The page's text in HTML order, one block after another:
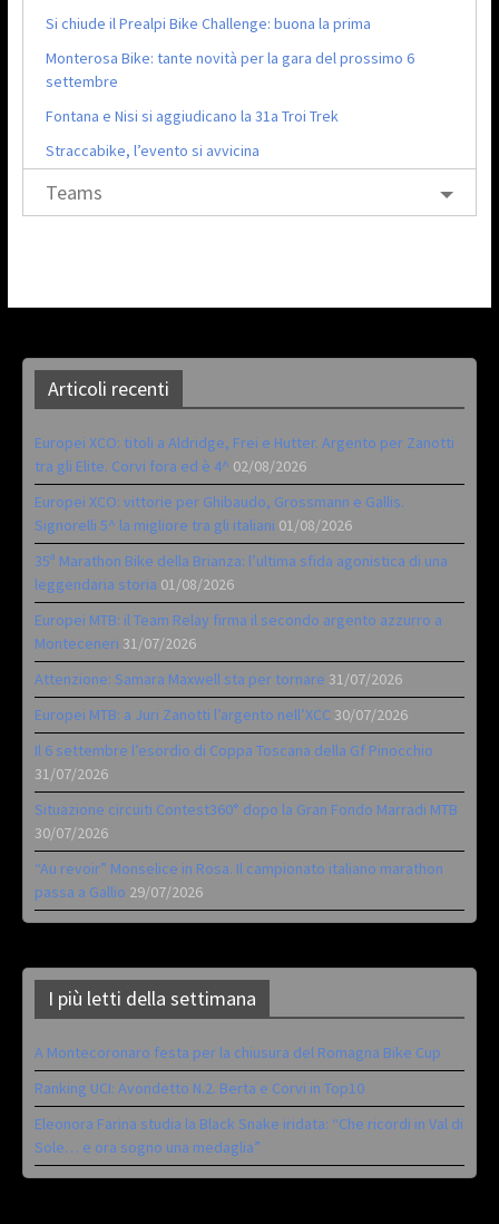
Si chiude il Prealpi Bike Challenge: buona la prima
Monterosa Bike: tante novità per la gara del prossimo 6
settembre
Fontana e Nisi si aggiudicano la 31a Troi Trek
Straccabike, l’evento si avvicina
Teams
Articoli recenti
Europei XCO: titoli a Aldridge, Frei e Hutter. Argento per Zanotti
tra gli Elite. Corvi fora ed è 4^ 02/08/2026
Europei XCO: vittorie per Ghibaudo, Grossmann e Gallis.
Signorelli 5^ la migliore tra gli italiani 01/08/2026
35ª Marathon Bike della Brianza: l’ultima sfida agonistica di una
leggendaria storia 01/08/2026
Europei MTB: il Team Relay firma il secondo argento azzurro a
Monteceneri 31/07/2026
Attenzione: Samara Maxwell sta per tornare 31/07/2026
Europei MTB: a Juri Zanotti l’argento nell’XCC 30/07/2026
Il 6 settembre l’esordio di Coppa Toscana della Gf Pinocchio
31/07/2026
Situazione circuiti Contest360° dopo la Gran Fondo Marradi MTB
30/07/2026
“Au revoir” Monselice in Rosa. Il campionato italiano marathon
passa a Gallio 29/07/2026
I più letti della settimana
A Montecoronaro festa per la chiusura del Romagna Bike Cup
Ranking UCI: Avondetto N.2. Berta e Corvi in Top10
Eleonora Farina studia la Black Snake iridata: “Che ricordi in Val di
Sole… e ora sogno una medaglia”